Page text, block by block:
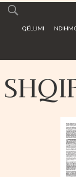
QËLLIMI